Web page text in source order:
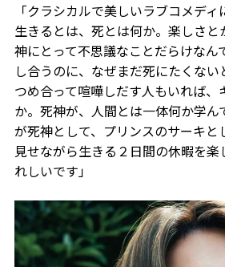
「クラシカルで美しいラブコメディ
生きるとは、死とは何か。楽しさ
神にとって不思議なことだらけなん
し合うのに、なぜまだ死にたくな
つめ合って喧嘩しだす人もいれば、
か。死神が、人間とは一体何か学ん
が死神として、プリンスのサーキと
見せながら生きる２日間の休暇を楽
れしいです」